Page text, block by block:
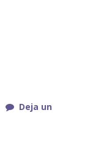
Deja un